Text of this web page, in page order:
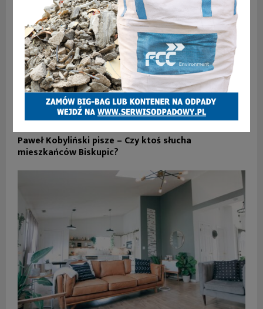
Paweł Kobyliński pisze – Czy ktoś słucha
mieszkańców Biskupic?